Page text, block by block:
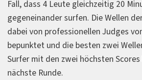
Fall, dass 4 Leute gleichzeitig 20
gegeneinander surfen. Die Wellen
dabei von professionellen Judges
bepunktet und die besten zwei
Surfer mit den zwei höchsten
nächste Runde.